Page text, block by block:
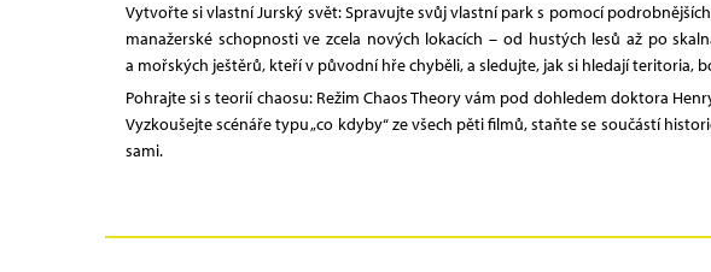
Vytvořte si vlastní Jurský svět: Spravujte svůj vlastní park s pomocí
manažerské schopnosti ve zcela nových lokacích – od hustých lesů až po
a mořských ještěrů, kteří v původní hře chyběli, a sledujte, jak si hledají teritoria,
Pohrajte si s teorií chaosu: Režim Chaos Theory vám pod dohledem doktora
Vyzkoušejte scénáře typu „co kdyby“ ze všech pěti filmů, staňte se součástí
sami.